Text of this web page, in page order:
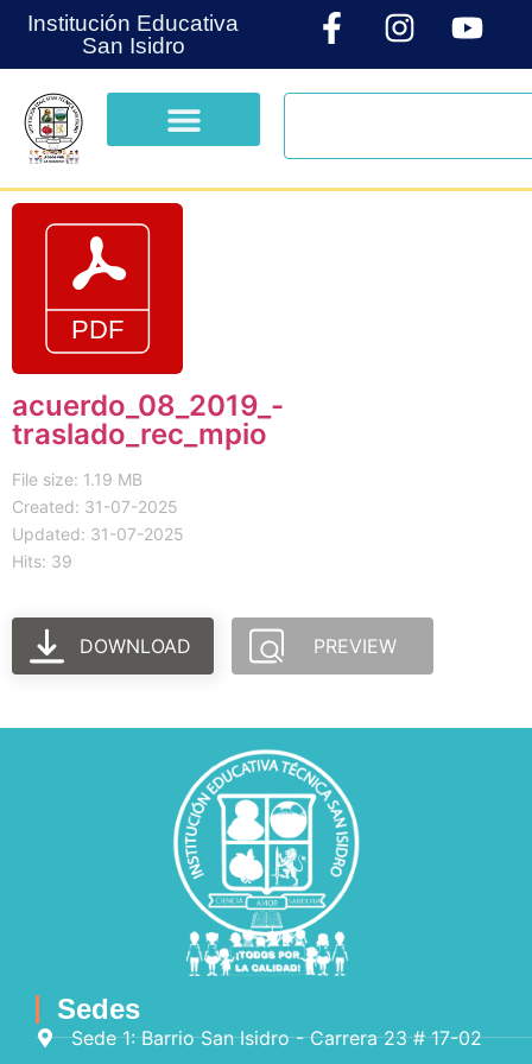
Institución Educativa
San Isidro
acuerdo_08_2019_-
traslado_rec_mpio
File size: 1.19 MB
Created: 31-07-2025
Updated: 31-07-2025
Hits: 39
DOWNLOAD PREVIEW
Sedes
Sede 1: Barrio San Isidro - Carrera 23 # 17-02